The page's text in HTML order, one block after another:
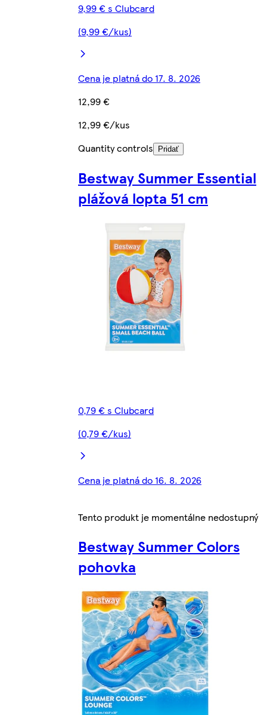
9,99 € s Clubcard
(9,99 €/kus)
Cena je platná do 17. 8. 2026
12,99 €
12,99 €/kus
Quantity controls
Pridať
Bestway Summer Essential
plážová lopta 51 cm
0,79 € s Clubcard
(0,79 €/kus)
Cena je platná do 16. 8. 2026
Tento produkt je momentálne nedostupný
Bestway Summer Colors
pohovka